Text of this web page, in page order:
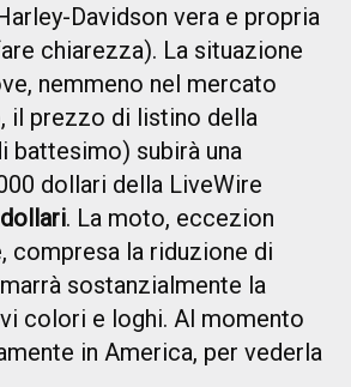
Davidson vera e propria
chiarezza). La situazione
nemmeno nel mercato
il prezzo di listino della
battesimo) subirà una
dollari della LiveWire
. La moto, eccezion
compresa la riduzione di
sostanzialmente la
colori e loghi. Al momento
in America, per vederla